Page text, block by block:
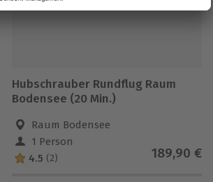
Hubschrauber Rundflug Raum
Bodensee (20 Min.)
Raum Bodensee
1 Person
4.5 (2) 189,90 €